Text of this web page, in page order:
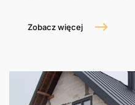
Zobacz więcej